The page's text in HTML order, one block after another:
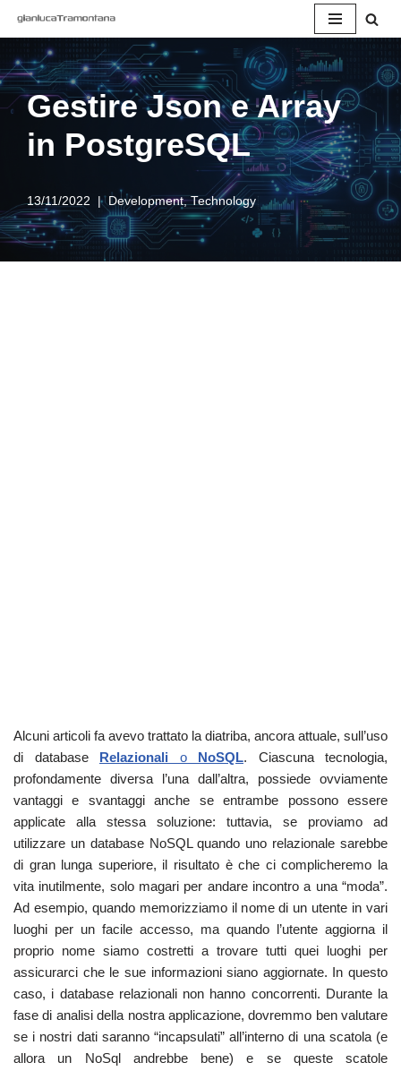
al
contenuto
Gestire Json e Array
in PostgreSQL
13/11/2022 Development,Technology
Alcuni articoli fa avevo trattato la diatriba, ancora attuale, sull’uso
di database Relazionali o NoSQL. Ciascuna tecnologia,
profondamente diversa l’una dall’altra, possiede ovviamente
vantaggi e svantaggi anche se entrambe possono essere
applicate alla stessa soluzione: tuttavia, se proviamo ad
utilizzare un database NoSQL quando uno relazionale sarebbe
di gran lunga superiore, il risultato è che ci complicheremo la
vita inutilmente, solo magari per andare incontro a una “moda”.
Ad esempio, quando memorizziamo il nome di un utente in vari
luoghi per un facile accesso, ma quando l’utente aggiorna il
proprio nome siamo costretti a trovare tutti quei luoghi per
assicurarci che le sue informazioni siano aggiornate. In questo
caso, i database relazionali non hanno concorrenti. Durante la
fase di analisi della nostra applicazione, dovremmo ben valutare
se i nostri dati saranno “incapsulati” all’interno di una scatola (e
allora un NoSql andrebbe bene) e se queste scatole